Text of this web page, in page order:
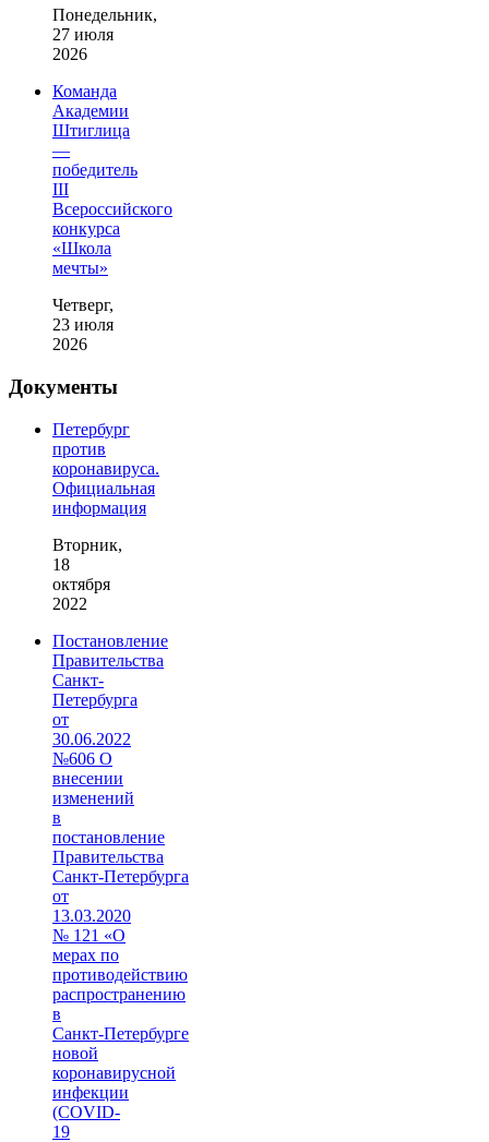
Понедельник,
27 июля
2026
Команда
Академии
Штиглица
—
победитель
III
Всероссийского
конкурса
«Школа
мечты»
Четверг,
23 июля
2026
Документы
Петербург
против
коронавируса.
Официальная
информация
Вторник,
18
октября
2022
Постановление
Правительства
Санкт-
Петербурга
от
30.06.2022
№606 О
внесении
изменений
в
постановление
Правительства
Санкт‑Петербурга
от
13.03.2020
№ 121 «О
мерах по
противодействию
распространению
в
Санкт‑Петербурге
новой
коронавирусной
инфекции
(COVID-
19